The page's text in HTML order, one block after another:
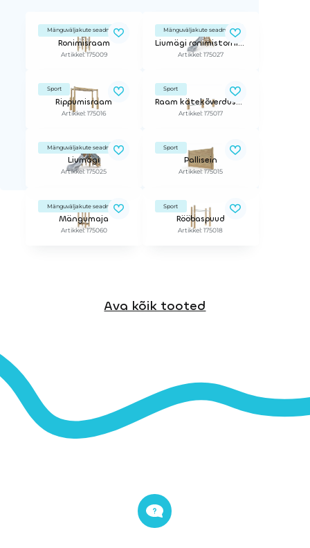
Mänguväljakute seadmed
Ronimisraam
Artikkel: 175009
Mänguväljakute seadmed
Liumägi ronimistorniga
Artikkel: 175027
Sport
Rippumisraam
Artikkel: 175016
Sport
Raam kätekõverdusteks
Artikkel: 175017
Mänguväljakute seadmed
Liumägi
Artikkel: 175025
Sport
Pallisein
Artikkel: 175015
Mänguväljakute seadmed
Mängumaja
Artikkel: 175060
Sport
Rööbaspuud
Artikkel: 175018
Ava kõik tooted